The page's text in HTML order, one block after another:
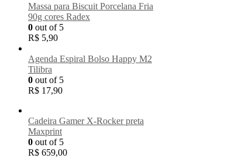
Massa para Biscuit Porcelana Fria
90g cores Radex
0 out of 5
R$ 5,90
Agenda Espiral Bolso Happy M2
Tilibra
0 out of 5
R$ 17,90
Cadeira Gamer X-Rocker preta
Maxprint
0 out of 5
R$ 659,00